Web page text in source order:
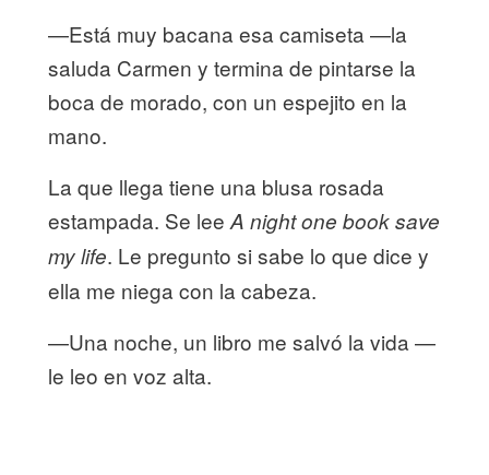
—Está muy bacana esa camiseta —la
saluda Carmen y termina de pintarse la
boca de morado, con un espejito en la
mano.
La que llega tiene una blusa rosada
estampada. Se lee A night one book save
my life. Le pregunto si sabe lo que dice y
ella me niega con la cabeza.
—Una noche, un libro me salvó la vida —
le leo en voz alta.